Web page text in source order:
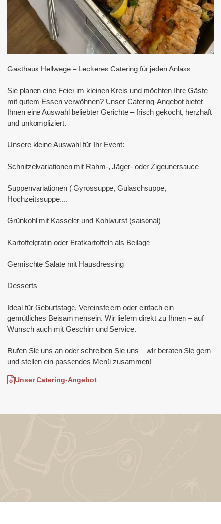
Gasthaus Hellwege – Leckeres Catering für jeden Anlass
Sie planen eine Feier im kleinen Kreis und möchten Ihre Gäste
mit gutem Essen verwöhnen? Unser Catering-Angebot bietet
Ihnen eine Auswahl beliebter Gerichte – frisch gekocht, herzhaft
und unkompliziert.
Unsere kleine Auswahl für Ihr Event:
Schnitzelvariationen mit Rahm-, Jäger- oder Zigeunersauce
Suppenvariationen ( Gyrossuppe, Gulaschsuppe,
Hochzeitssuppe....
Grünkohl mit Kasseler und Kohlwurst (saisonal)
Kartoffelgratin oder Bratkartoffeln als Beilage
Gemischte Salate mit Hausdressing
Desserts
Ideal für Geburtstage, Vereinsfeiern oder einfach ein
gemütliches Beisammensein. Wir liefern direkt zu Ihnen – auf
Wunsch auch mit Geschirr und Service.
Rufen Sie uns an oder schreiben Sie uns – wir beraten Sie gern
und stellen ein passendes Menü zusammen!
Unser Catering-Angebot